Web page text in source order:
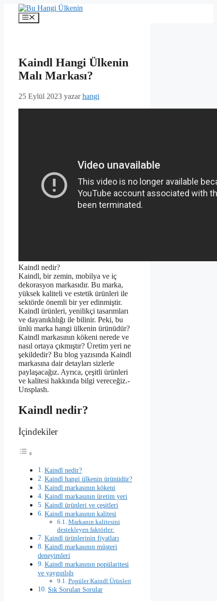
İçeriğe
Menü
Kaindl Hangi Ülkenin
Malı Markası?
25 Eylül 2023 yazarhangi
Kaindl nedir?
Kaindl, bir zemin, mobilya ve iç
dekorasyon markasıdır. Bu marka,
yüksek kaliteli ve estetik ürünleri ile
sektörde önemli bir yer edinmiştir.
Kaindl ürünleri, yenilikçi tasarımları
ve dayanıklılığı ile bilinir. Peki, bu
ünlü marka hangi ülkenin ürünüdür?
Kaindl markasının kökeni nerede ve
nasıl ortaya çıkmıştır? Üretim yeri ne
şekildedir? Bu blog yazısında Kaindl
markasına dair detayları sizlerle
paylaşacağız. Ayrıca, çeşitli ürünleri
ve kalitesi hakkında bilgi vereceğiz.-
Unsplash.
Kaindl nedir?
İçindekiler
Kaindl nedir?
Kaindl hangi ülkenin ürünüdür?
Kaindl markasının kökeni
Kaindl markasının üretim yeri
Kaindl ürünleri ve çeşitleri
Kaindl markasının kalitesi
Markanın kalitesini
destekleyen faktörler:
Kaindl ürünlerinin fiyatları
Kaindl markasının müşteri
deneyimleri
Kaindl markasının popülaritesi
ve yaygınlığı
Popüler Kaindl Ürünleri
Sık Sorulan Sorular